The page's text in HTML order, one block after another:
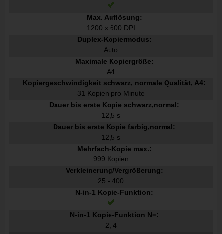
Max. Auflösung:
1200 x 600 DPI
Duplex-Kopiermodus:
Auto
Maximale Kopiergröße:
A4
Kopiergeschwindigkeit schwarz, normale Qualität, A4:
31 Kopien pro Minute
Dauer bis erste Kopie schwarz,normal:
12,5 s
Dauer bis erste Kopie farbig,normal:
12,5 s
Mehrfach-Kopie max.:
999 Kopien
Verkleinerung/Vergrößerung:
25 - 400
N-in-1 Kopie-Funktion:
N-in-1 Kopie-Funktion N=:
2, 4